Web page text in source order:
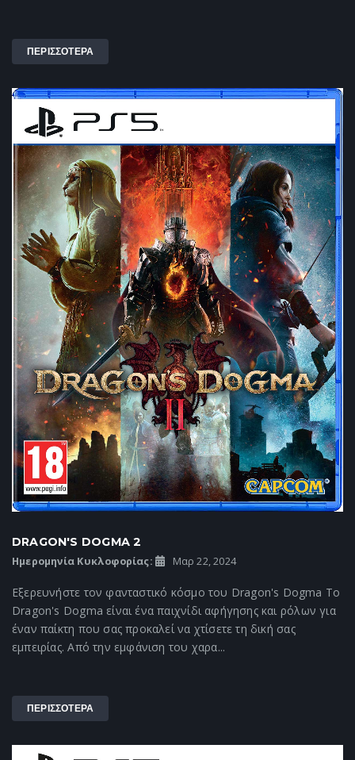
ΠΕΡΙΣΣΟΤΕΡΑ
DRAGON'S DOGMA 2
Ημερομηνία Κυκλοφορίας: Μαρ 22, 2024
Εξερευνήστε τον φανταστικό κόσμο του Dragon's Dogma Το
Dragon's Dogma είναι ένα παιχνίδι αφήγησης και ρόλων για
έναν παίκτη που σας προκαλεί να χτίσετε τη δική σας
εμπειρίας. Από την εμφάνιση του χαρα...
ΠΕΡΙΣΣΟΤΕΡΑ